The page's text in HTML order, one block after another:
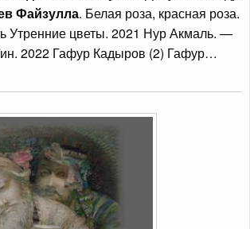
Файзулла. Белая роза, красная роза.
Утренние цветы. 2021 Нур Акмаль. —
2022 Гафур Кадыров (2) Гафур…